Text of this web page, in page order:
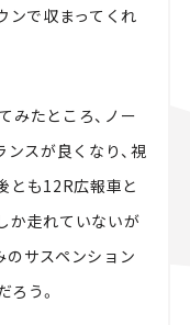
ンで収まってくれ
みたところ、ノー
スが良くなり、視
とも12R広報車と
か走れていないが
のサスペンション
う。